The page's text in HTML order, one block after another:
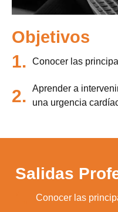
Objetivos
1. Conocer las
2.
Aprender a
una urgencia
Salidas
Conocer las